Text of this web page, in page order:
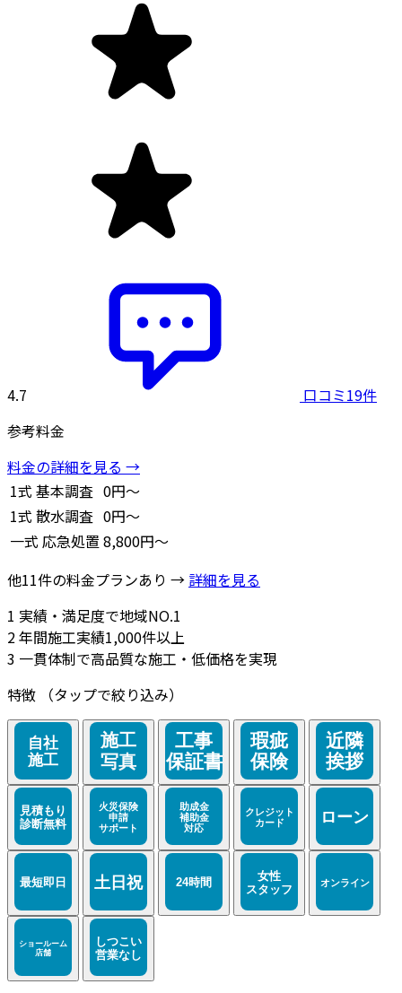
4.7
口コミ19件
参考料金
料金の詳細を見る →
1式 基本調査 0円～
1式 散水調査 0円～
一式 応急処置 8,800円～
他11件の料金プランあり → 詳細を見る
1 実績・満足度で地域NO.1
2年間施工実績1,000件以上
3 一貫体制で高品質な施工・低価格を実現
特徴
（タップで絞り込み）